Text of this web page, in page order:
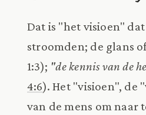
Dat is "het visioen"
stroomden; de glans
1:3); "de kennis van de
4:6). Het "visioen", de
van de mens om